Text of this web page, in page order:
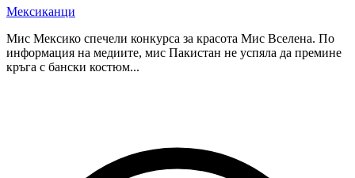
Мексиканци
Мис Мексико спечели конкурса за красота Мис Вселена. По
информация на медиите, мис Пакистан не успяла да премине
кръга с бански костюм...